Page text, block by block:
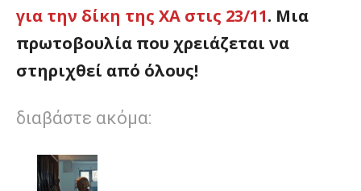
για την δίκη της ΧΑ στις 23/11. Μια
πρωτοβουλία που χρειάζεται να
στηριχθεί από όλους!
διαβάστε ακόμα: